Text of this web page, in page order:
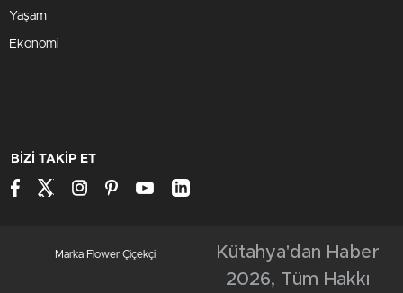
Yaşam
Ekonomi
BİZİ TAKİP ET
Marka Flower Çiçekçi
Kütahya'dan Haber
2026, Tüm Hakkı